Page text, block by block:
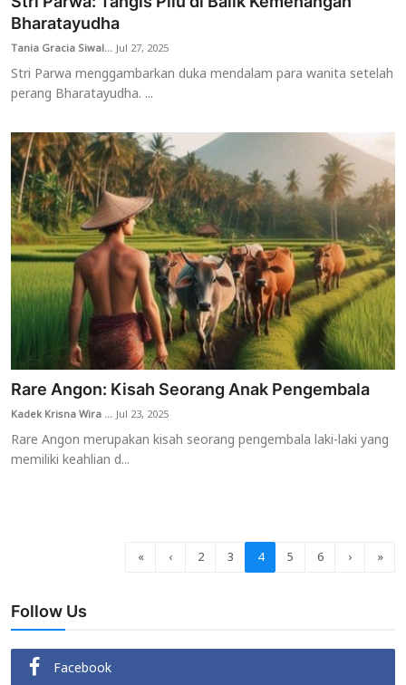
Bharatayudha
Tania Gracia Siwal...Jul 27, 2025
Stri Parwa menggambarkan duka mendalam para wanita setelah
perang Bharatayudha. ...
Rare Angon: Kisah Seorang Anak Pengembala
Kadek Krisna Wira ...Jul 23, 2025
Rare Angon merupakan kisah seorang pengembala laki-laki yang
memiliki keahlian d...
« ‹ 2 3 4 5 6 › »
Follow Us
Facebook